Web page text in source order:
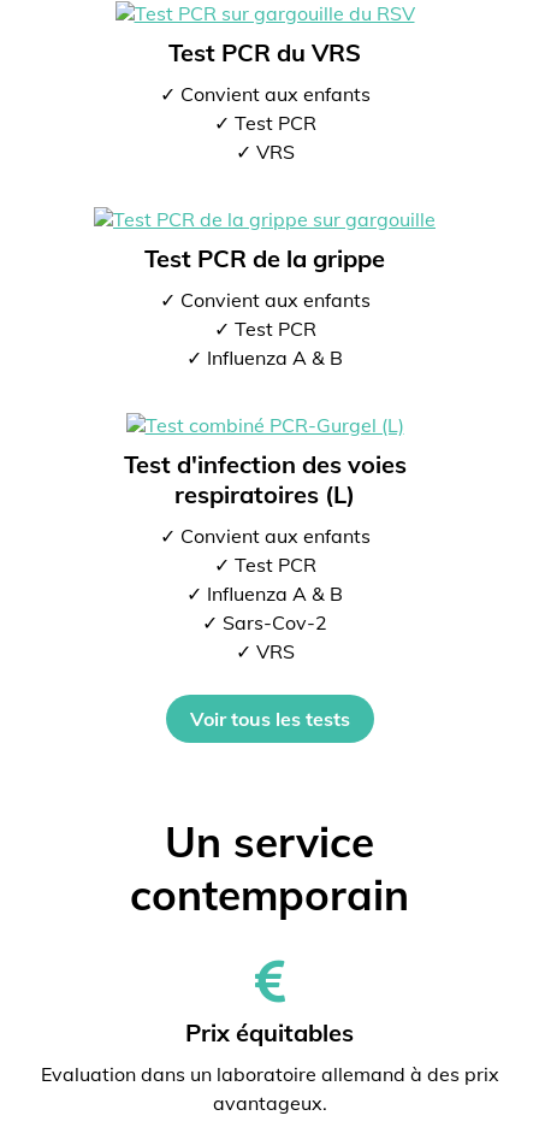
Test PCR du VRS
✓ Convient aux enfants
✓ Test PCR
✓ VRS
Test PCR de la grippe
✓ Convient aux enfants
✓ Test PCR
✓ Influenza A & B
Test d'infection des voies
respiratoires (L)
✓ Convient aux enfants
✓ Test PCR
✓ Influenza A & B
✓ Sars-Cov-2
✓ VRS
Voir tous les tests
Un service
contemporain
Prix ​​équitables
Evaluation dans un laboratoire allemand à des prix
avantageux.